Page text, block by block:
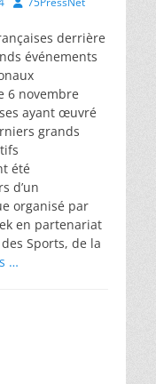
derrière
événements
6 novembre
ayant œuvré
grands
été
d’un
organisé par
en partenariat
Sports, de la
…